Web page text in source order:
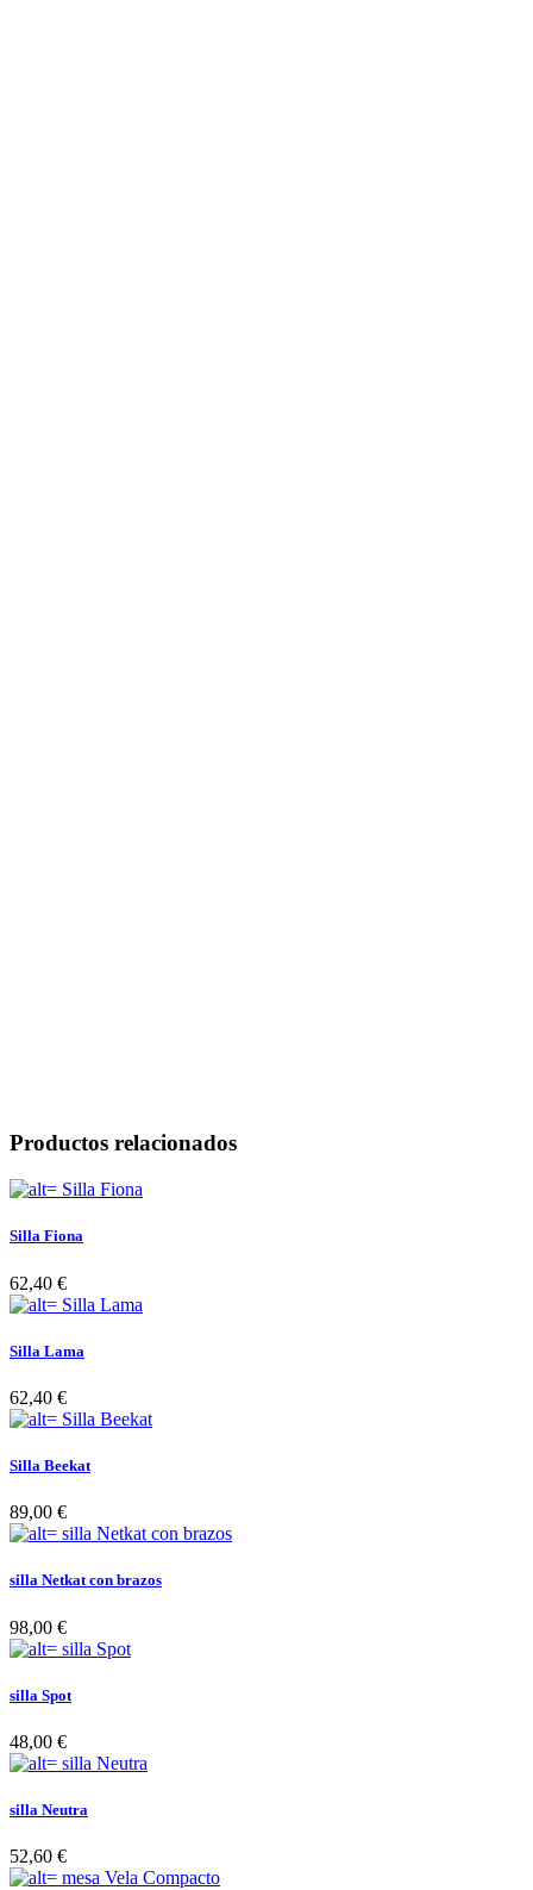
Productos relacionados
Silla Fiona
62,40 €
Silla Lama
62,40 €
Silla Beekat
89,00 €
silla Netkat con brazos
98,00 €
silla Spot
48,00 €
silla Neutra
52,60 €